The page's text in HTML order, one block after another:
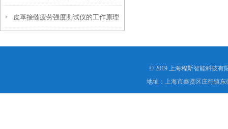
巧
皮革接缝疲劳强度测试仪的工作原理
© 2019 上海程斯智能科技有
地址：上海市奉贤区庄行镇东